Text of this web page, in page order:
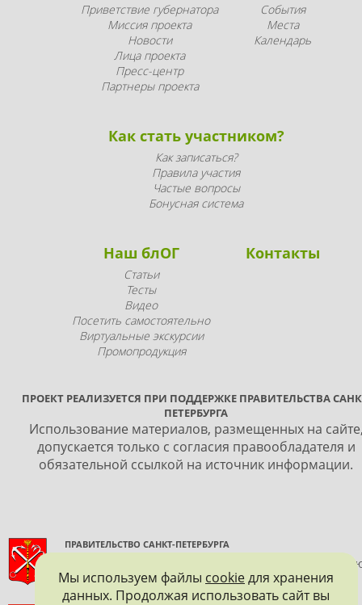
Приветствие губернатора
Миссия проекта
Новости
Лица проекта
Пресс-центр
Партнеры проекта
События
Места
Календарь
Как стать участником?
Как записаться?
Правила участия
Частые вопросы
Бонусная система
Наш блОГ
Статьи
Тесты
Видео
Посетить самостоятельно
Виртуальные экскурсии
Промопродукция
Контакты
ПРОЕКТ РЕАЛИЗУЕТСЯ ПРИ ПОДДЕРЖКЕ ПРАВИТЕЛЬСТВА
ПЕТЕРБУРГА
Использование материалов, размещенных на
допускается только с согласия правообладателя и
обязательной ссылкой на источник информации.
ПРАВИТЕЛЬСТВО САНКТ-ПЕТЕРБУРГА
КОМИТЕТ ПО ГОСУДАРСТВЕННОМУ КОНТРОЛЮ,
И ОХРАНЕ ПАМЯТНИКОВ ИСТОРИИ И КУЛЬТУРЫ
Мы используем файлы cookieдля хранения
данных. Продолжая использовать сайт вы